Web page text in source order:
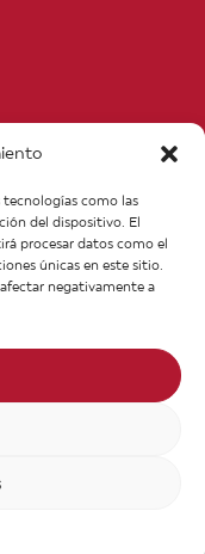
tecnologías como las
del dispositivo. El
procesar datos como el
únicas en este sitio.
negativamente a
Team
Terms of Purchase